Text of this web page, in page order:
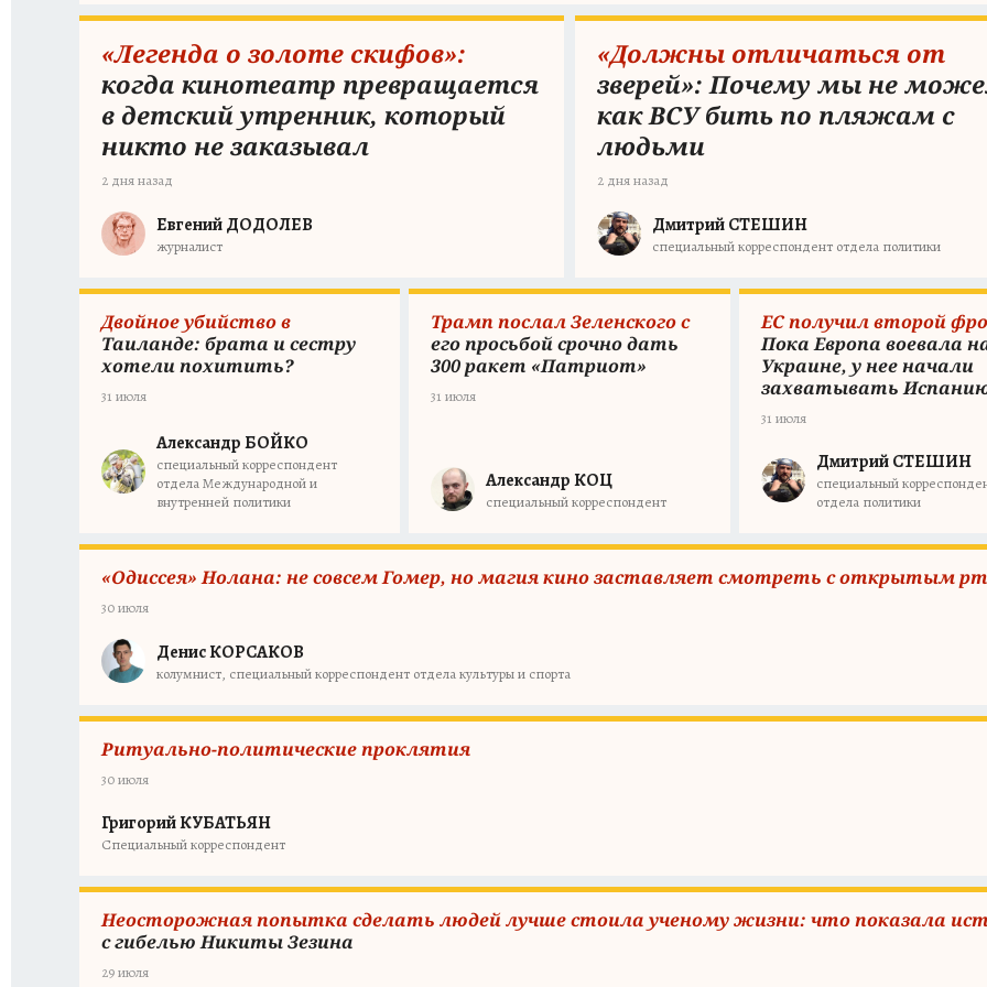
«Легенда о золоте скифов»:
когда кинотеатр превращается
в детский утренник, который
никто не заказывал
2 дня назад
Евгений ДОДОЛЕВ
журналист
«Должны отличаться от
зверей»: Почему мы не
как ВСУ бить по пляжам с
людьми
2 дня назад
Дмитрий СТЕШИН
специальный корреспондент отдела политики
Двойное убийство в
Таиланде: брата и сестру
хотели похитить?
31 июля
Александр БОЙКО
специальный корреспондент
отдела Международной и
внутренней политики
Трамп послал Зеленского с
его просьбой срочно дать
300 ракет «Патриот»
31 июля
Александр КОЦ
специальный корреспондент
ЕС получил второй
Пока Европа воевала
Украине, у нее начали
захватывать
31 июля
Дмитрий СТЕШИН
специальный
отдела политики
«Одиссея» Нолана: не совсем Гомер, но магия кино заставляет смотреть с открытым
30 июля
Денис КОРСАКОВ
колумнист, специальный корреспондент отдела культуры и спорта
Ритуально-политические проклятия
30 июля
Григорий КУБАТЬЯН
Специальный корреспондент
Неосторожная попытка сделать людей лучше стоила ученому жизни: что показала
с гибелью Никиты Зезина
29 июля